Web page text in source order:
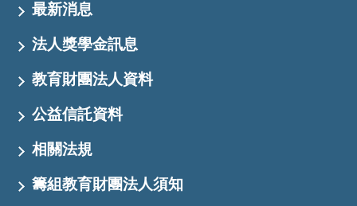
最新消息
法人獎學金訊息
教育財團法人資料
公益信託資料
相關法規
籌組教育財團法人須知